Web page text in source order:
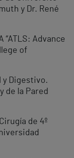
y Dr. René
“ATLS: Advance
of
y Digestivo.
de la Pared
de 4º